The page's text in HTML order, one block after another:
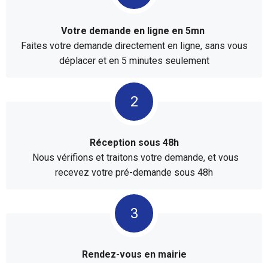
Votre demande en ligne en 5mn
Faites votre demande directement en ligne, sans vous
déplacer et en 5 minutes seulement
Réception sous 48h
Nous vérifions et traitons votre demande, et vous
recevez votre pré-demande sous 48h
Rendez-vous en mairie